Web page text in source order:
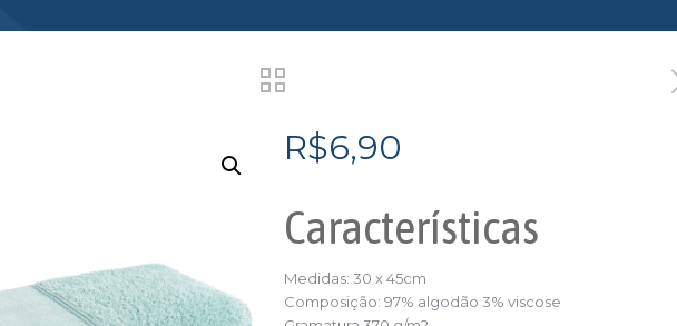
R$6,90
Características
Medidas: 30 x 45cm
Composição: 97% algodão 3% viscose